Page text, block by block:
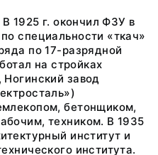
1925 г. окончил ФЗУ в
специальности «ткач»
по 17-разрядной
на стройках
завод
бетонщиком,
техником. В 1935
институт и
института.